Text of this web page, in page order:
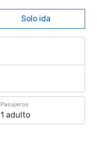
Solo ida
Pasajeros
1 adulto